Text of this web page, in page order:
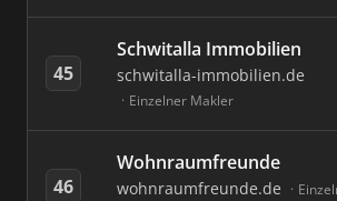
45
Schwitalla Immobilien
schwitalla-immobilien.de
Einzelner Makler
46
Wohnraumfreunde
wohnraumfreunde.de